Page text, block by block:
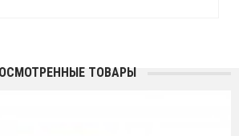
ТОВАРЫ